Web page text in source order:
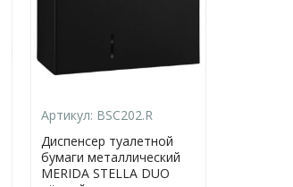
Артикул: BSC202.R
Диспенсер туалетной
бумаги металлический
MERIDA STELLA DUO